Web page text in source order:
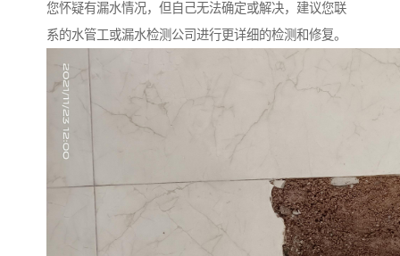
您怀疑有漏水情况，但自己无法确定或解决，建议您联
系的水管工或漏水检测公司进行更详细的检测和修复。